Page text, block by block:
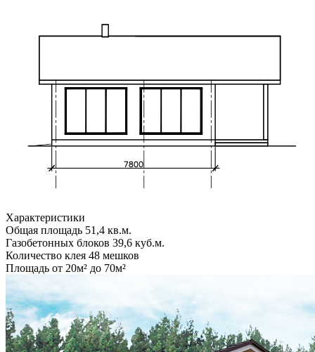
Характеристики
Общая площадь 51,4 кв.м.
Газобетонных блоков 39,6 куб.м.
Количество клея 48 мешков
Площадь от 20м² до 70м²